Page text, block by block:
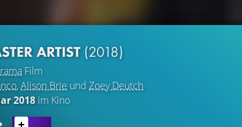
ARTIST (2018)
Film
,Alison Brie und Zoey Deutch
2018im Kino